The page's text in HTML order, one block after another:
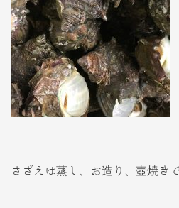
さざえは蒸し、お造り、壺焼き